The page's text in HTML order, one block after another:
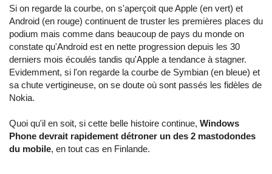
Si on regarde la courbe, on s'aperçoit que Apple (en vert) et
Android (en rouge) continuent de truster les premières places du
podium mais comme dans beaucoup de pays du monde on
constate qu'Android est en nette progression depuis les 30
derniers mois écoulés tandis qu'Apple a tendance à stagner.
Evidemment, si l'on regarde la courbe de Symbian (en bleue) et
sa chute vertigineuse, on se doute où sont passés les fidèles de
Nokia.
Quoi qu'il en soit, si cette belle histoire continue, Windows
Phone devrait rapidement détroner un des 2 mastodondes
du mobile, en tout cas en Finlande.